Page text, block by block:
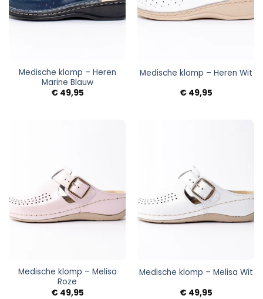
Medische klomp – Heren
Marine Blauw
€49,95
Medische klomp – Heren Wit
€49,95
Medische klomp – Melisa
Roze
€49,95
Medische klomp – Melisa Wit
€49,95